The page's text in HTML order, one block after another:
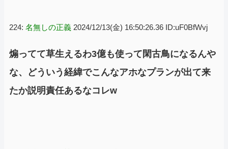
224: 名無しの正義 2024/12/13(金) 16:50:26.36 ID:uF0BfWvj
煽ってて草生えるわ3億も使って閑古鳥になるんや
な、どういう経緯でこんなアホなプランが出て来
たか説明責任あるなコレw